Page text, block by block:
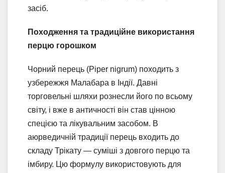
засіб.
Походження та традиційне використання
перцю горошком
Чорний перець (Piper nigrum) походить з
узбережжя Малабара в Індії. Давні
торговельні шляхи рознесли його по всьому
світу, і вже в античності він став цінною
спецією та лікувальним засобом. В
аюрведичній традиції перець входить до
складу Трікату — суміші з довгого перцю та
імбиру. Цю формулу використовують для